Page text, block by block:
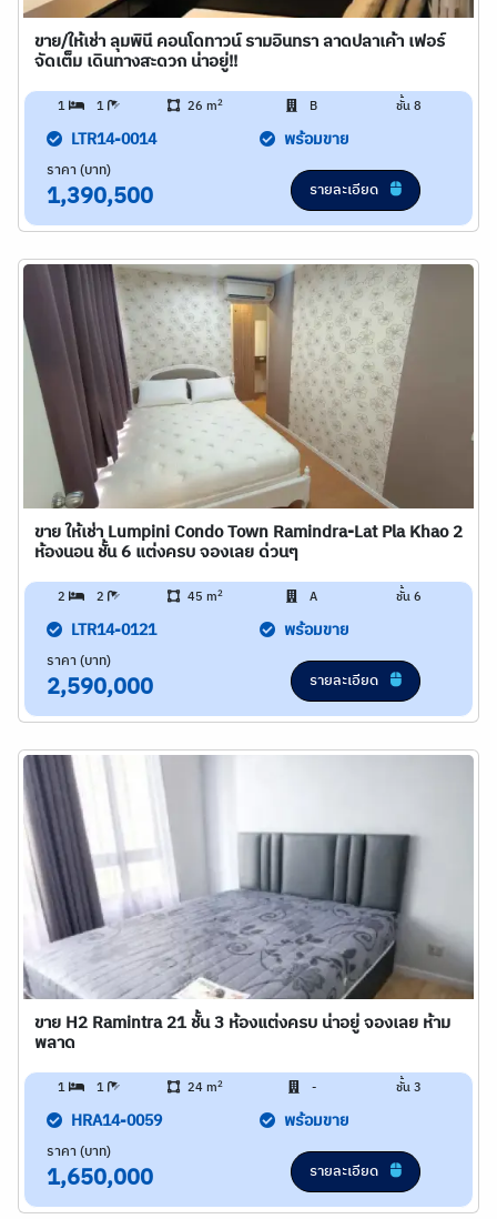
ขาย/ให้เช่า ลุมพินี คอนโดทาวน์ รามอินทรา ลาดปลาเค้า เฟอร์
จัดเต็ม เดินทางสะดวก น่าอยู่!!
1 1 26 m2 B ชั้น 8
LTR14-0014 พร้อมขาย
ราคา (บาท)
1,390,500 รายละเอียด
ขาย ให้เช่า Lumpini Condo Town Ramindra-Lat Pla Khao 2
ห้องนอน ชั้น 6 แต่งครบ จองเลย ด่วนๆ
2 2 45 m2 A ชั้น 6
LTR14-0121 พร้อมขาย
ราคา (บาท)
2,590,000 รายละเอียด
ขาย H2 Ramintra 21 ชั้น 3 ห้องแต่งครบ น่าอยู่ จองเลย ห้าม
พลาด
1 1 24 m2 - ชั้น 3
HRA14-0059 พร้อมขาย
ราคา (บาท)
1,650,000 รายละเอียด